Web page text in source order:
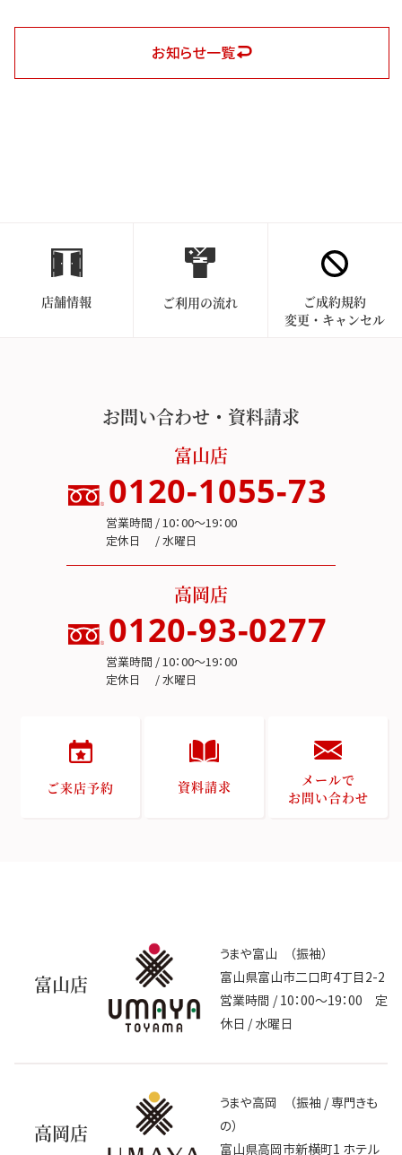
お知らせ一覧
店舗情報 ご利用の流れ
ご成約規約
変更・キャンセル
お問い合わせ・資料請求
富山店
0120-1055-73
営業時間 / 10：00～19：00
定休日 / 水曜日
高岡店
0120-93-0277
営業時間 / 10：00～19：00
定休日 / 水曜日
ご来店予約 資料請求
メールで
お問い合わせ
富山店
うまや富山 （振袖）
富山県富山市二口町4丁目2-2
営業時間 / 10：00～19：00 定
休日 / 水曜日
高岡店
うまや高岡 （振袖 / 専門きも
の）
富山県高岡市新横町1 ホテル